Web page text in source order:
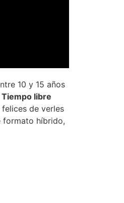
10 y 15 años
libre
de verles
formato híbrido,